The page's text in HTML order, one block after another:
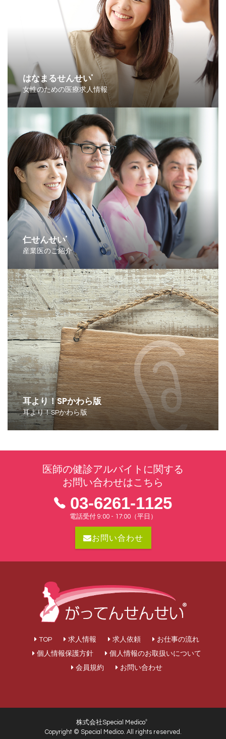
はなまるせんせい®
女性のための医療求人情報
仁せんせい®
産業医のご紹介
耳より！SPかわら版
耳より！SPかわら版
医師の健診アルバイトに関する
お問い合わせはこちら
03-6261-1125
電話受付 9:00 - 17:00（平日）
お問い合わせ
TOP 求人情報 求人依頼
お仕事の流れ
個人情報保護方針
個人情報のお取扱いについて
会員規約
お問い合わせ
株式会社Special Medico®
Copyright © Special Medico. All rights reserved.